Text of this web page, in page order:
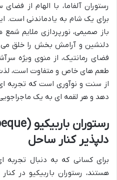
رستوران آلفاما، با الهام از
برای یک شام به یادماندنی است.
باز صمیمی، نورپردازی ملایم
دلنشین و آرامش بخش را خلق می
فضای رمانتیک، از منوی ویژه
طعم های خاص و متفاوت است، لذت
از سنت و نوآوری است که تجربه
دهد و هر لقمه ای به یک
دلپذیر کنار ساحل
برای کسانی که به دنبال
هستند، رستوران باربیکیو در